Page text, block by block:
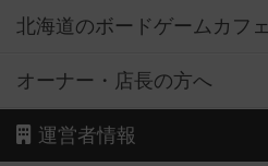
北海道のボードゲームカフェ
オーナー・店長の方へ
運営者情報